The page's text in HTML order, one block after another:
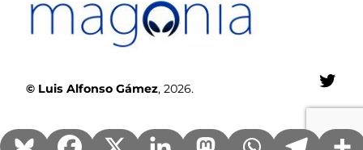
© Luis Alfonso Gámez, 2026.